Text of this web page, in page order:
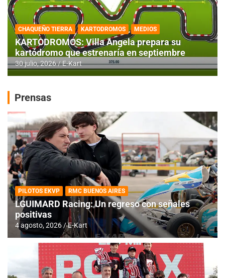
CHAQUEÑO TIERRA KARTODROMOS MEDIOS
KARTODROMOS: Villa Angela prepara su
kartódromo que estrenaría en septiembre
30 julio, 2026 E-Kart
Prensas
PILOTOS EKVP RMC BUENOS AIRES
LGUIMARD Racing: Un regreso con señales
positivas
4 agosto, 2026 E-Kart